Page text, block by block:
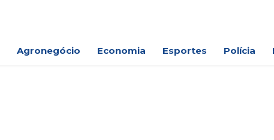
Agronegócio Economia Esportes Polícia